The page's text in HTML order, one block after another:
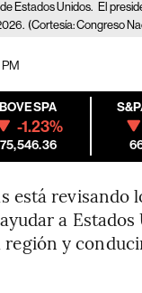
Estados Unidos. El
(Cortesía: Congreso
-1.23%
revisando
a
y